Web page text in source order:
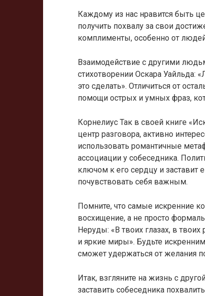
Каждому из нас нравится быть
получить похвалу за свои
комплименты, особенно от
Взаимодействие с другими
стихотворении Оскара Уайльда:
это сделать». Отличиться от
помощи острых и умных фраз,
Корнелиус Так в своей книге
центр разговора, активно
использовать романтичные
ассоциации у собеседника.
ключом к его сердцу и заставит
почувствовать себя важным.
Помните, что самые искренние
восхищение, а не просто
Неруды: «В твоих глазах, в
и яркие миры». Будьте
сможет удержаться от желания
Итак, взгляните на жизнь с
заставить собеседника